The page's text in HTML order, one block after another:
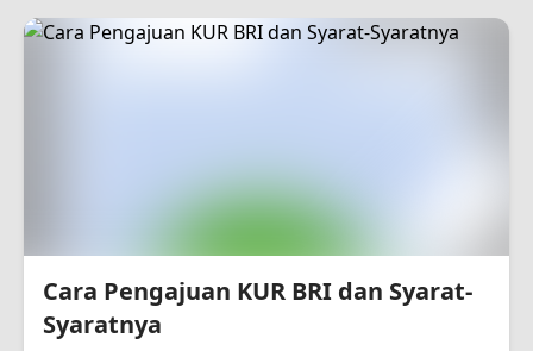
Cara Pengajuan KUR BRI dan Syarat-
Syaratnya